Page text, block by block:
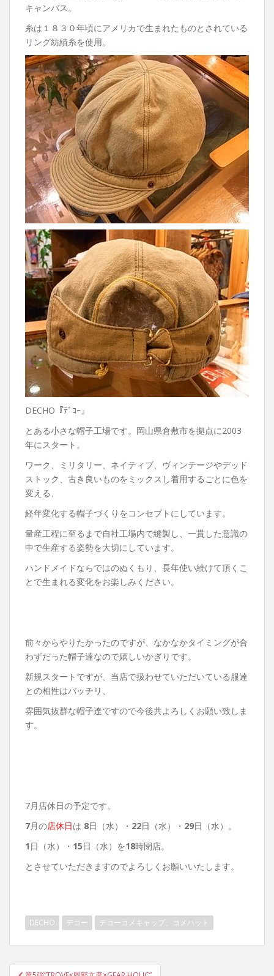
キャンバス。
糸は１８３０年頃にアメリカで生まれたものとされている
リング紡績糸を使用。
DECHO『ﾃﾞｺｰ』
とある小さな帽子工場です。岡山県倉敷市を拠点に2003
年にスタート。
ワーク、ミリタリー、ネイティブ、ヴィンテージやデッド
ストック、古き良いものをミックスし着用するごとに色を
変える、
経年変化する帽子づくりをコンセプトにしています。
量産工程に至るまで自社工場内で縫製し、一貫した意識の
中で生産する姿勢を大切にしています。
ハンドメイドならではのぬくもり、長年使い続けて頂くこ
とで生まれる変化をお楽しみください。
前々からやりたかったのですが、なかなかタイミングが合
わずだった帽子達なので嬉しいかぎりです。
新規スタートですが、当店で扱わせていただいている服達
との相性はバッチリ、
雰囲気抜群な帽子達ですので今後共よろしくお願い致しま
す。
7月店休日の予定です。
7月の店休日は 8日（水）・ 22日（水）・ 29日（水）。
1 日（水）・ 15日（水）を18時閉店。
とさせていただきますのでよろしくお願いいたします。
DECHO デコー デコーコメキャップ、コメハット
投